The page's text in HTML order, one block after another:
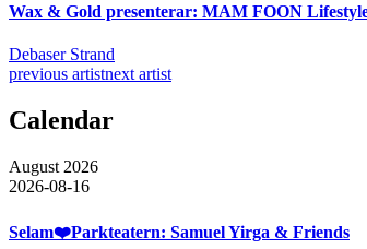
Wax & Gold presenterar: MAM FOON
Debaser Strand
previous artistnext artist
Calendar
August 2026
2026-08-16
Selam❤️Parkteatern: Samuel Yirga & Friends